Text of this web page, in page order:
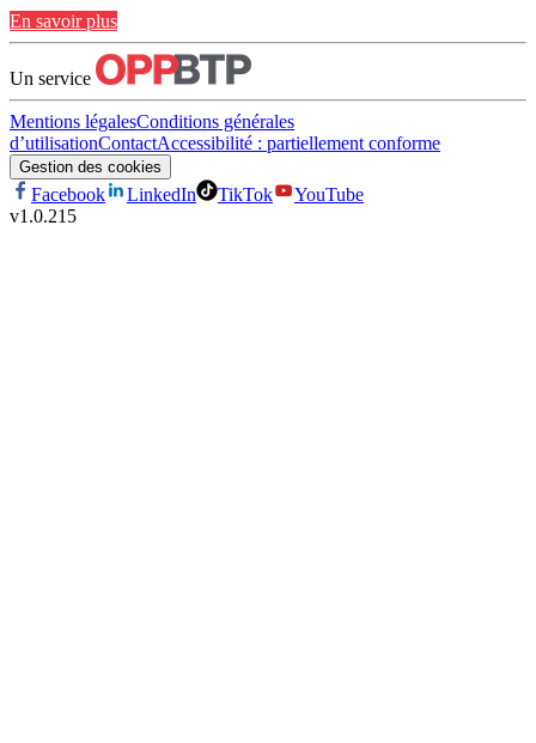
En savoir plus
Un service
Mentions légalesConditions générales
d’utilisationContactAccessibilité : partiellement conforme
Gestion des cookies
Facebook LinkedIn TikTok
YouTube
v1.0.215